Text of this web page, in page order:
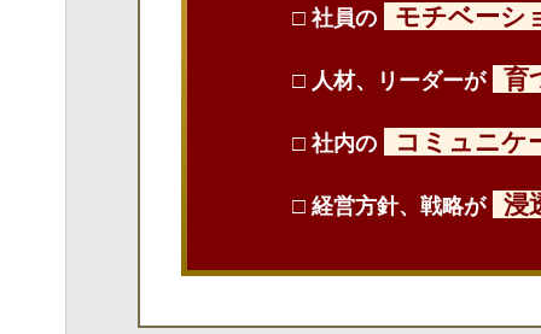
□ 社員の モチベーシ
□ 人材、リーダーが 育
□ 社内の コミュニケ
□ 経営方針、戦略が 浸